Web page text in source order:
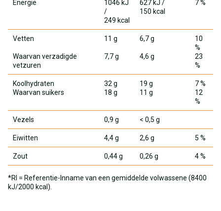
Energie
1046 kJ
/
249 kcal
627 kJ /
150 kcal
7 %
Vetten 11 g 6,7 g
10
%
Waarvan verzadigde
vetzuren
7,7 g 4,6 g
23
%
Koolhydraten 32 g 19 g
7 %
Waarvan suikers
18 g 11 g
12
%
Vezels 0,9 g < 0,5 g
Eiwitten 4,4 g 2,6 g 5 %
Zout 0,44 g 0,26 g 4 %
*RI = Referentie-Inname van een gemiddelde volwassene (8400
kJ/2000 kcal).